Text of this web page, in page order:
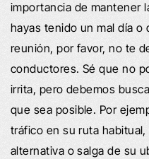
importancia de mantener
hayas tenido un mal día o
reunión, por favor, no te
conductores. Sé que no
irrita, pero debemos
que sea posible. Por
tráfico en su ruta
alternativa o salga de su